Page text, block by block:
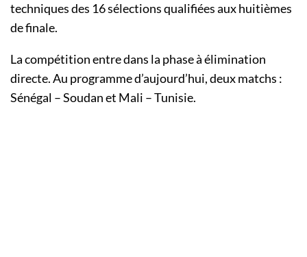
techniques des 16 sélections qualifiées aux huitièmes
de finale.
La compétition entre dans la phase à élimination
directe. Au programme d’aujourd’hui, deux matchs :
Sénégal – Soudan et Mali – Tunisie.